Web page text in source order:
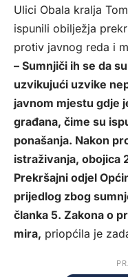
Ulici Obala kralja
ispunili obilježja
protiv javnog reda i
– Sumnjiči ih se da
uzvikujući uzvike
javnom mjestu gdje
građana, čime su
ponašanja. Nakon
istraživanja, obojica
Prekršajni odjel
prijedlog zbog
članka 5. Zakona o
mira, priopćila je